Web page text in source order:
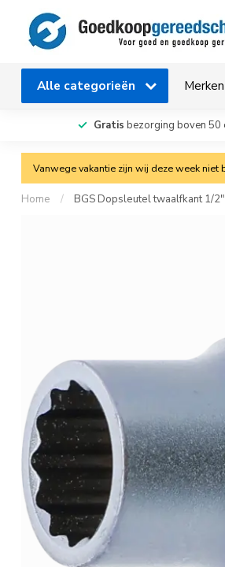
Alle categorieën Merken
Gratis bezorging boven 50
Vanwege vakantie zijn wij deze week
Home / BGS Dopsleutel twaalfkant 1/